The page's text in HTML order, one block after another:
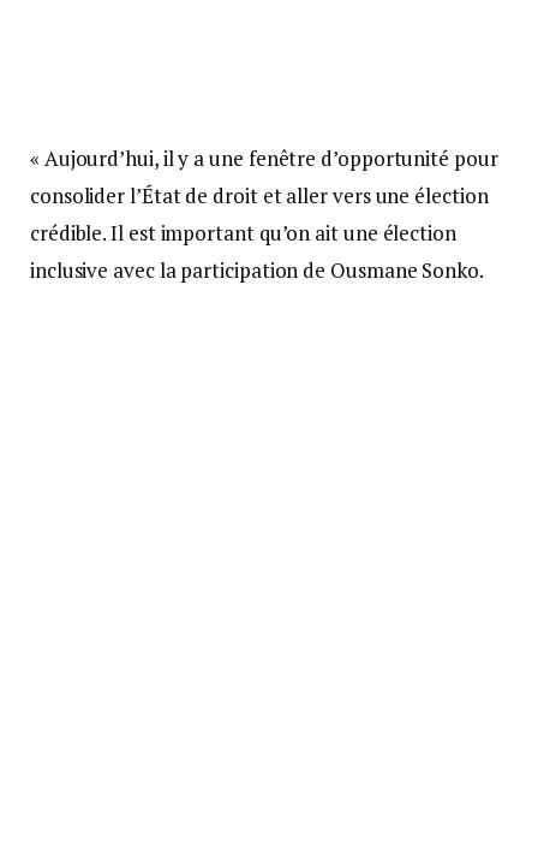
« Aujourd’hui, il y a une fenêtre d’opportunité pour
consolider l’État de droit et aller vers une élection
crédible. Il est important qu’on ait une élection
inclusive avec la participation de Ousmane Sonko.